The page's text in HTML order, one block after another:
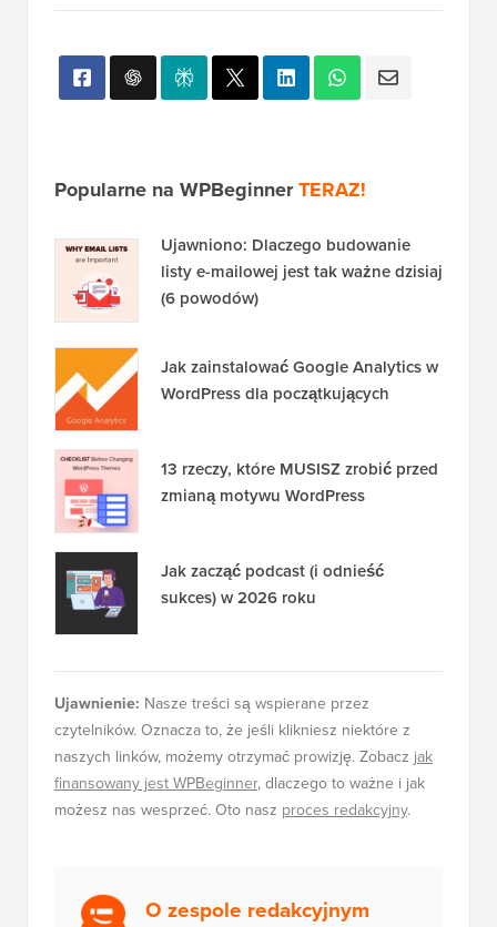
Popularne na WPBeginnerTERAZ!
Ujawniono: Dlaczego budowanie
listy e-mailowej jest tak ważne dzisiaj
(6 powodów)
Jak zainstalować Google Analytics w
WordPress dla początkujących
13 rzeczy, które MUSISZ zrobić przed
zmianą motywu WordPress
Jak zacząć podcast (i odnieść
sukces) w 2026 roku
Ujawnienie: Nasze treści są wspierane przez
czytelników. Oznacza to, że jeśli klikniesz niektóre z
naszych linków, możemy otrzymać prowizję. Zobacz jak
finansowany jest WPBeginner, dlaczego to ważne i jak
możesz nas wesprzeć. Oto nasz proces redakcyjny.
O zespole redakcyjnym